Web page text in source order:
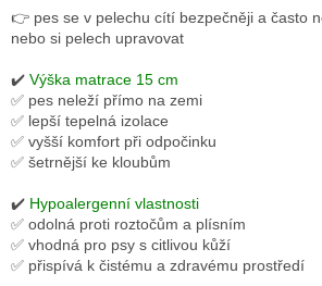
👉 pes se v pelechu cítí bezpečněji a často
nebo si pelech upravovat
✔️ Výška matrace 15 cm
✅ pes neleží přímo na zemi
✅ lepší tepelná izolace
✅ vyšší komfort při odpočinku
✅ šetrnější ke kloubům
✔️ Hypoalergenní vlastnosti
✅ odolná proti roztočům a plísním
✅ vhodná pro psy s citlivou kůží
✅ přispívá k čistému a zdravému prostředí